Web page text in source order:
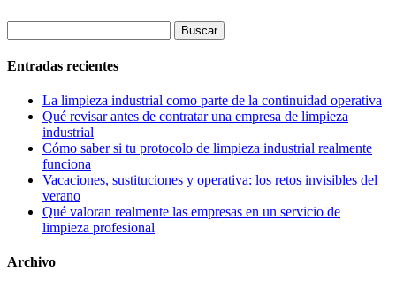
Entradas recientes
La limpieza industrial como parte de la continuidad operativa
Qué revisar antes de contratar una empresa de limpieza
industrial
Cómo saber si tu protocolo de limpieza industrial realmente
funciona
Vacaciones, sustituciones y operativa: los retos invisibles del
verano
Qué valoran realmente las empresas en un servicio de
limpieza profesional
Archivo